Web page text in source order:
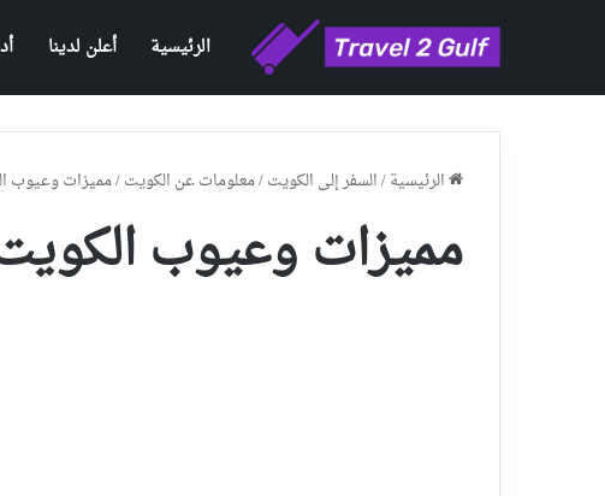
الرئيسية أعلن لدينا
الرئيسية/السفر إلى الكويت/معلومات عن الكويت/مميزات وعيوب
مميزات وعيوب